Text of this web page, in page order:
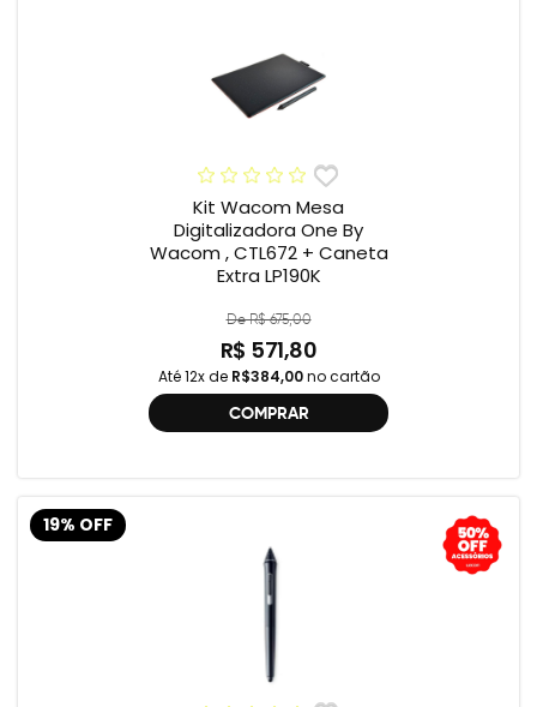
Kit Wacom Mesa
Digitalizadora One By
Wacom , CTL672 + Caneta
Extra LP190K
De R$ 675,00
R$ 571,80
Até 12x de R$384,00no cartão
COMPRAR
19% OFF